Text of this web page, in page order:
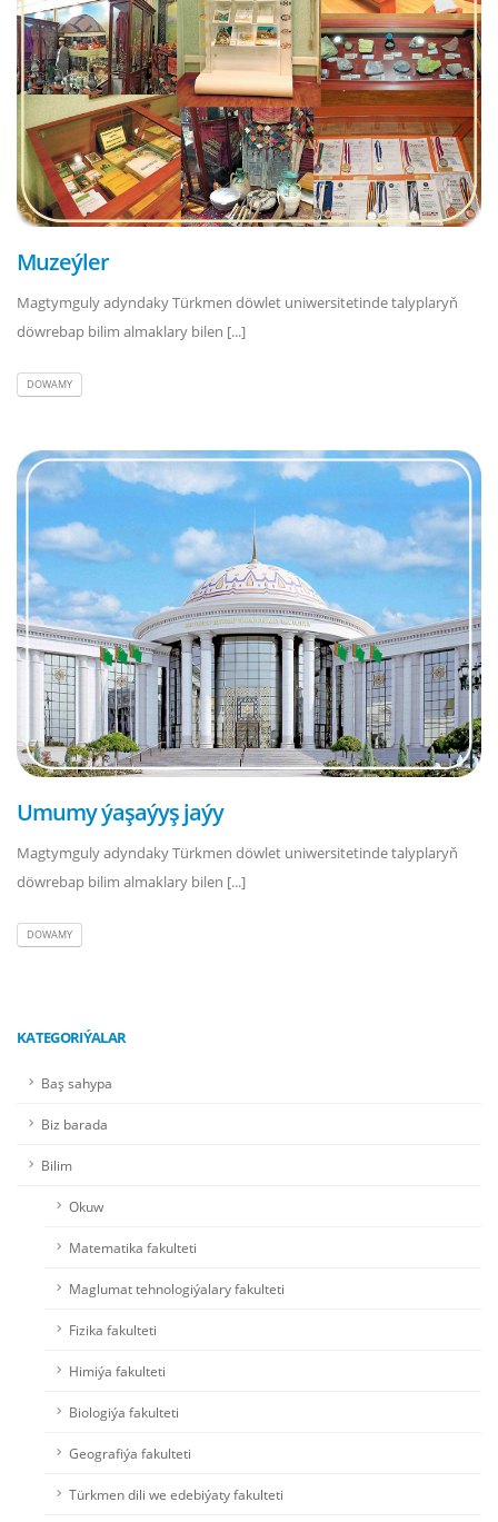
Muzeýler
Magtymguly adyndaky Türkmen döwlet uniwersitetinde talyplaryň
döwrebap bilim almaklary bilen [...]
DOWAMY
Umumy ýaşaýyş jaýy
Magtymguly adyndaky Türkmen döwlet uniwersitetinde talyplaryň
döwrebap bilim almaklary bilen [...]
DOWAMY
KATEGORIÝALAR
Baş sahypa
Biz barada
Bilim
Okuw
Matematika fakulteti
Maglumat tehnologiýalary fakulteti
Fizika fakulteti
Himiýa fakulteti
Biologiýa fakulteti
Geografiýa fakulteti
Türkmen dili we edebiýaty fakulteti